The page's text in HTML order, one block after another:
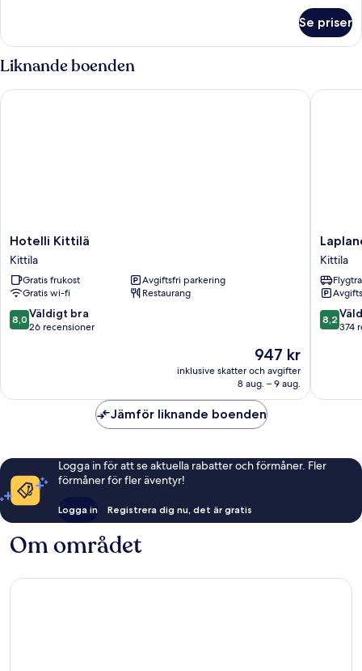
(bunk
beds)
Se priser
Liknande boenden
Hotelli
Kittilä
Kittila
Hotelli Kittilä
Kittila
Gratis frukost
Avgiftsfri parkering
Gratis wi-fi
Restaurang
8.0
av
8,0 Väldigt bra
26 recensioner
Priset
är
947 kr
947 kr
inklusive skatter och avgifter
8 aug. – 9 aug.
Hotelli Kittilä
Lapland
Hotels
Kittila
Kittila
8.2
av
8,2
374
Lapland
Jämför liknande boenden
Logga in för att se aktuella rabatter och förmåner. Fler
förmåner för fler äventyr!
Logga in Registrera dig nu, det är gratis
Om området